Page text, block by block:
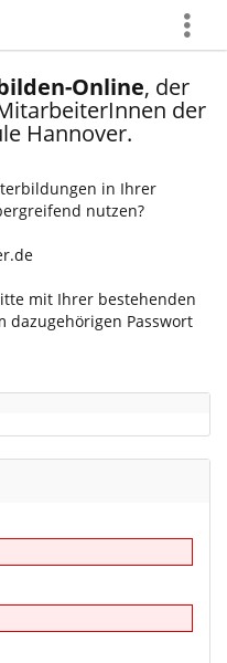
Online, der
der
Hannover.
in Ihrer
nutzen?
mit Ihrer bestehenden
dazugehörigen Passwort